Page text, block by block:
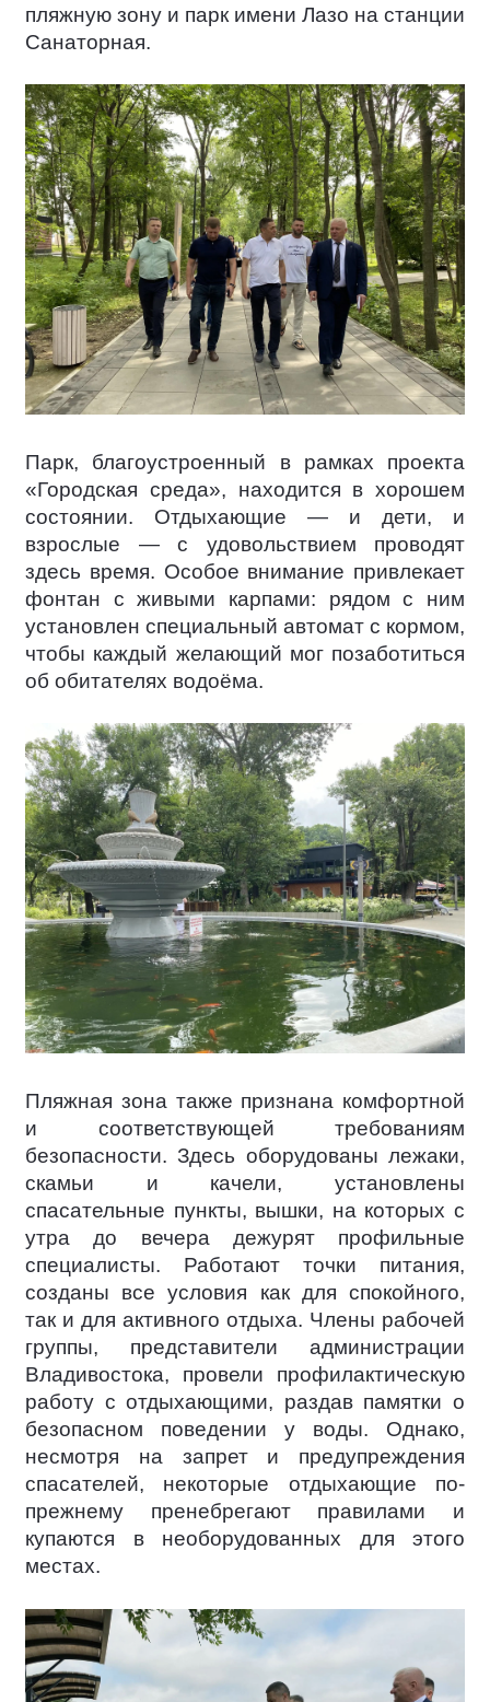
пляжную зону и парк имени Лазо на станции
Санаторная.
Парк, благоустроенный в рамках проекта
«Городская среда», находится в хорошем
состоянии. Отдыхающие — и дети, и
взрослые — с удовольствием проводят
здесь время. Особое внимание привлекает
фонтан с живыми карпами: рядом с ним
установлен специальный автомат с кормом,
чтобы каждый желающий мог позаботиться
об обитателях водоёма.
Пляжная зона также признана комфортной
и соответствующей требованиям
безопасности. Здесь оборудованы лежаки,
скамьи и качели, установлены
спасательные пункты, вышки, на которых с
утра до вечера дежурят профильные
специалисты. Работают точки питания,
созданы все условия как для спокойного,
так и для активного отдыха. Члены рабочей
группы, представители администрации
Владивостока, провели профилактическую
работу с отдыхающими, раздав памятки о
безопасном поведении у воды. Однако,
несмотря на запрет и предупреждения
спасателей, некоторые отдыхающие по-
прежнему пренебрегают правилами и
купаются в необорудованных для этого
местах.